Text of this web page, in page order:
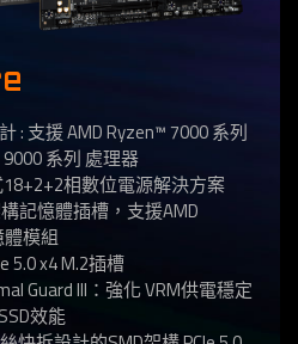
: 支援 AMD Ryzen™ 7000 系列
系列 處理器
相數位電源解決方案
記憶體插槽，支援AMD
體模組
5.0 x4 M.2插槽
Guard III：強化 VRM供電穩定
效能